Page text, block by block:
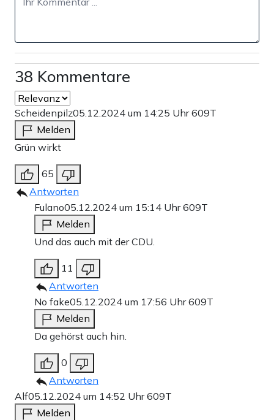
38 Kommentare
Scheidenpilz05.12.2024 um 14:25 Uhr609T
Melden
Grün wirkt
65
Antworten
Fulano05.12.2024 um 15:14 Uhr609T
Melden
Und das auch mit der CDU.
11
Antworten
No fake05.12.2024 um 17:56 Uhr609T
Melden
Da gehörst auch hin.
0
Antworten
Alf05.12.2024 um 14:52 Uhr609T
Melden